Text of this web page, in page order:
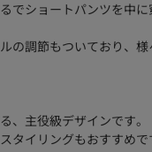
でショートパンツを中
の調節もついており、
、主役級デザインです。
タイリングもおすすめで